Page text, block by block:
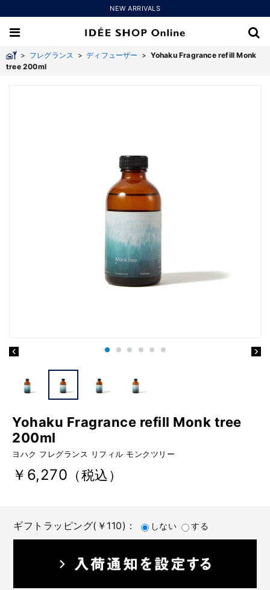
NEW ARRIVALS
> フレグランス >ディフューザー > Yohaku Fragrance refill Monk
tree 200ml
Yohaku Fragrance refill Monk tree
200ml
ヨハク フレグランス リフィル モンクツリー
￥6,270 （税込）
ギフトラッピング(￥110)： しない する